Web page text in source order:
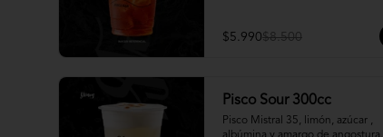
$5.990$8.500
Pisco Sour 300cc
Pisco Mistral 35, limón, azúcar ,